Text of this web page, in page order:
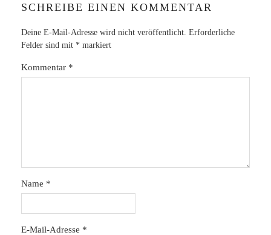
SCHREIBE EINEN KOMMENTAR
Deine E-Mail-Adresse wird nicht veröffentlicht. Erforderliche
Felder sind mit * markiert
Kommentar *
Name *
E-Mail-Adresse *